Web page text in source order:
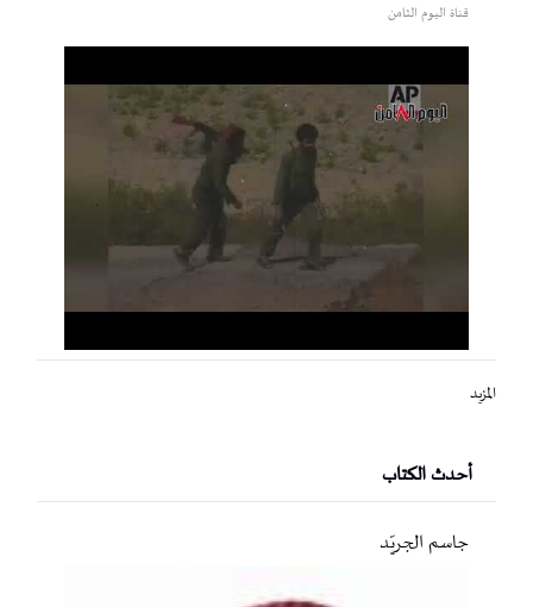
قناة اليوم الثامن
المزيد
أحدث الكتاب
جاسم الجريّد